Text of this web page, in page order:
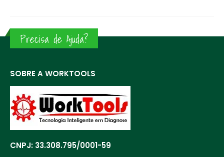
Precisa de Ajuda?
SOBRE A WORKTOOLS
CNPJ: 33.308.795/0001-59